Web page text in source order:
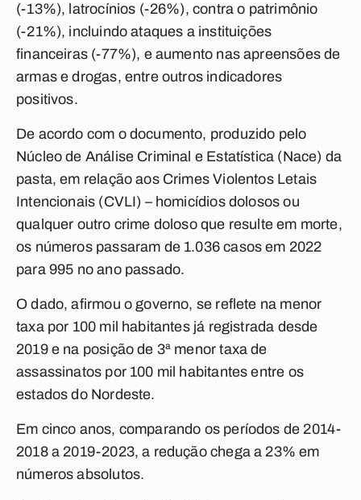
(-13%), latrocínios (-26%), contra o patrimônio
(-21%), incluindo ataques a instituições
financeiras (-77%), e aumento nas apreensões de
armas e drogas, entre outros indicadores
positivos.
De acordo com o documento, produzido pelo
Núcleo de Análise Criminal e Estatística (Nace) da
pasta, em relação aos Crimes Violentos Letais
Intencionais (CVLI) – homicídios dolosos ou
qualquer outro crime doloso que resulte em morte,
os números passaram de 1.036 casos em 2022
para 995 no ano passado.
O dado, afirmou o governo, se reflete na menor
taxa por 100 mil habitantes já registrada desde
2019 e na posição de 3ª menor taxa de
assassinatos por 100 mil habitantes entre os
estados do Nordeste.
Em cinco anos, comparando os períodos de 2014-
2018 a 2019-2023, a redução chega a 23% em
números absolutos.